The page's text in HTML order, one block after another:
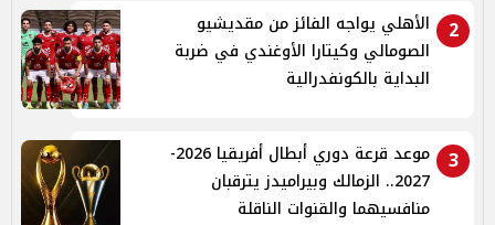
2
الأهلي يواجه الفائز من مقديشيو
الصومالي وكيتارا الأوغندي في ضربة
البداية بالكونفدرالية
3
موعد قرعة دوري أبطال أفريقيا 2026-
2027.. الزمالك وبيراميدز يترقبان
منافسيهما والقنوات الناقلة